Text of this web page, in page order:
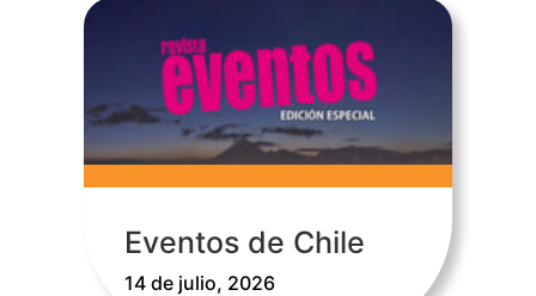
Eventos de Chile
14 de julio, 2026